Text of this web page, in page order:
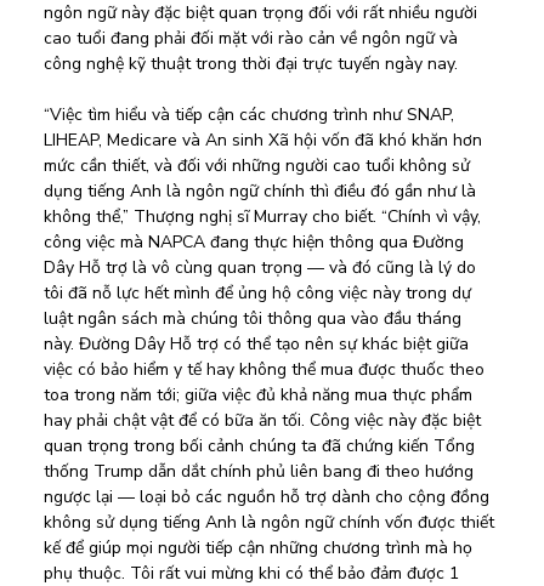
ngôn ngữ này đặc biệt quan trọng đối với rất nhiều người
cao tuổi đang phải đối mặt với rào cản về ngôn ngữ và
công nghệ kỹ thuật trong thời đại trực tuyến ngày nay.
“Việc tìm hiểu và tiếp cận các chương trình như SNAP,
LIHEAP, Medicare và An sinh Xã hội vốn đã khó khăn hơn
mức cần thiết, và đối với những người cao tuổi không sử
dụng tiếng Anh là ngôn ngữ chính thì điều đó gần như là
không thể,” Thượng nghị sĩ Murray cho biết. “Chính vì vậy,
công việc mà NAPCA đang thực hiện thông qua Đường
Dây Hỗ trợ là vô cùng quan trọng — và đó cũng là lý do
tôi đã nỗ lực hết mình để ủng hộ công việc này trong dự
luật ngân sách mà chúng tôi thông qua vào đầu tháng
này. Đường Dây Hỗ trợ có thể tạo nên sự khác biệt giữa
việc có bảo hiểm y tế hay không thể mua được thuốc theo
toa trong năm tới; giữa việc đủ khả năng mua thực phẩm
hay phải chật vật để có bữa ăn tối. Công việc này đặc biệt
quan trọng trong bối cảnh chúng ta đã chứng kiến Tổng
thống Trump dẫn dắt chính phủ liên bang đi theo hướng
ngược lại — loại bỏ các nguồn hỗ trợ dành cho cộng đồng
không sử dụng tiếng Anh là ngôn ngữ chính vốn được thiết
kế để giúp mọi người tiếp cận những chương trình mà họ
phụ thuộc. Tôi rất vui mừng khi có thể bảo đảm được 1